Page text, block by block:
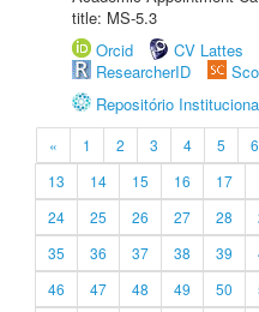
title: MS-5.3
Orcid
CV Lattes
ResearcherID
Repositório
« 1 2 3 4 5 6
13
14 15 16 17
24
25 26 27 28
35
36 37 38 39
46
47 48 49 50